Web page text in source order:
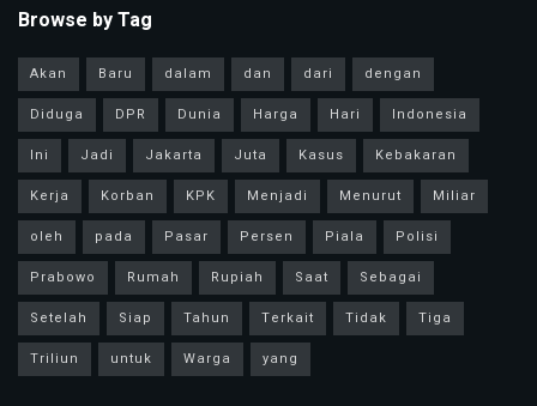
Browse by Tag
Akan Baru dalam dan dari
dengan
Diduga
DPR Dunia Harga Hari
Indonesia
Ini
Jadi Jakarta Juta Kasus
Kebakaran
Kerja
Korban KPK Menjadi Menurut
Miliar
oleh
pada Pasar Persen Piala
Polisi
Prabowo
Rumah Rupiah Saat
Sebagai
Setelah
Siap Tahun Terkait Tidak
Tiga
Triliun
untuk Warga yang